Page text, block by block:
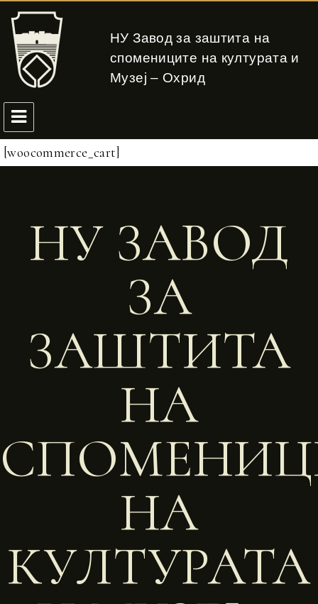
НУ Завод за заштита на
спомениците на културата и
Музеј – Охрид
[woocommerce_cart]
НУ ЗАВОД
ЗА
ЗАШТИТА
НА
НА
КУЛТУРАТА